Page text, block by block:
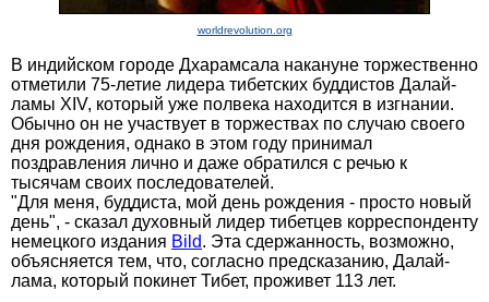
worldrevolution.org
В индийском городе Дхарамсала накануне торжественно
отметили 75-летие лидера тибетских буддистов Далай-
ламы XIV, который уже полвека находится в изгнании.
Обычно он не участвует в торжествах по случаю своего
дня рождения, однако в этом году принимал
поздравления лично и даже обратился с речью к
тысячам своих последователей.
"Для меня, буддиста, мой день рождения - просто новый
день", - сказал духовный лидер тибетцев корреспонденту
немецкого издания Bild. Эта сдержанность, возможно,
объясняется тем, что, согласно предсказанию, Далай-
лама, который покинет Тибет, проживет 113 лет.